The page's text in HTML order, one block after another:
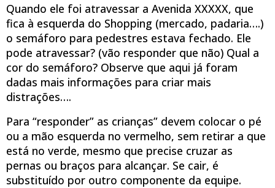
Quando ele foi atravessar a Avenida XXXXX, que
fica à esquerda do Shopping (mercado, padaria….)
o semáforo para pedestres estava fechado. Ele
pode atravessar? (vão responder que não) Qual a
cor do semáforo? Observe que aqui já foram
dadas mais informações para criar mais
distrações….
Para “responder” as crianças” devem colocar o pé
ou a mão esquerda no vermelho, sem retirar a que
está no verde, mesmo que precise cruzar as
pernas ou braços para alcançar. Se cair, é
substituído por outro componente da equipe.